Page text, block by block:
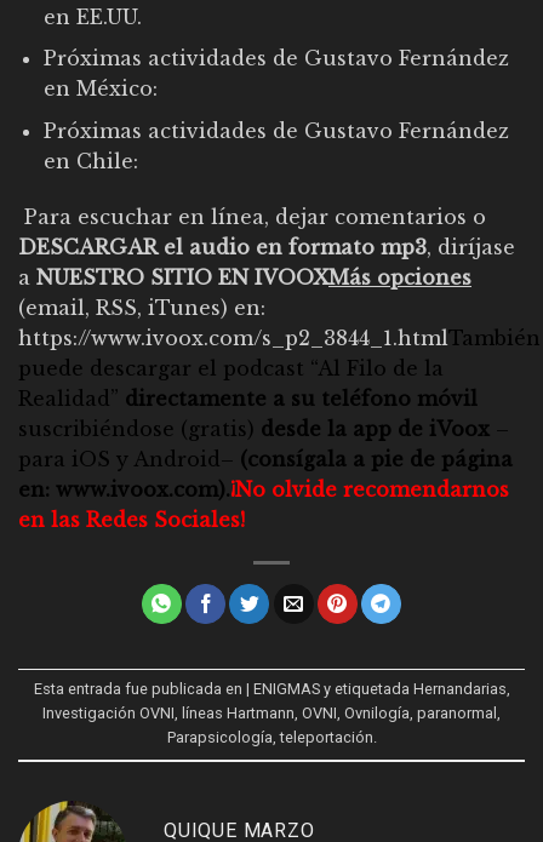
en EE.UU.
Próximas actividades de Gustavo Fernández
en México:
Próximas actividades de Gustavo Fernández
en Chile:
Para escuchar en línea, dejar comentarios o
DESCARGAR el audio en formato mp3, diríjase
a NUESTRO SITIO EN IVOOXMás opciones
(email, RSS, iTunes) en:
https://www.ivoox.com/s_p2_3844_1.htmlTambién
puede descargar el podcast “Al Filo de la
Realidad” directamente a su teléfono móvil
suscribiéndose (gratis) desde la app de iVoox –
para iOS y Android– (consígala a pie de página
en: www.ivoox.com).¡No olvide recomendarnos
en las Redes Sociales!
Esta entrada fue publicada en | ENIGMASy etiquetada Hernandarias,
Investigación OVNI, líneas Hartmann, OVNI, Ovnilogía, paranormal ,
Parapsicología,teleportación.
QUIQUE MARZO